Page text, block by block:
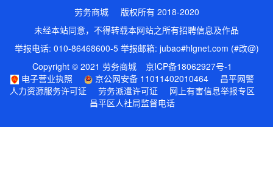
劳务商城 版权所有 2018-2020
未经本站同意，不得转载本网站之所有招聘信息及作品
举报电话: 010-86468600-5 举报邮箱: jubao#hlgnet.com (#改@)
Copyright © 2021 劳务商城
京ICP备18062927号-1
电子营业执照
京公网安备 11011402010464
昌平网警
人力资源服务许可证
劳务派遣许可证
网上有害信息举报专区
昌平区人社局监督电话